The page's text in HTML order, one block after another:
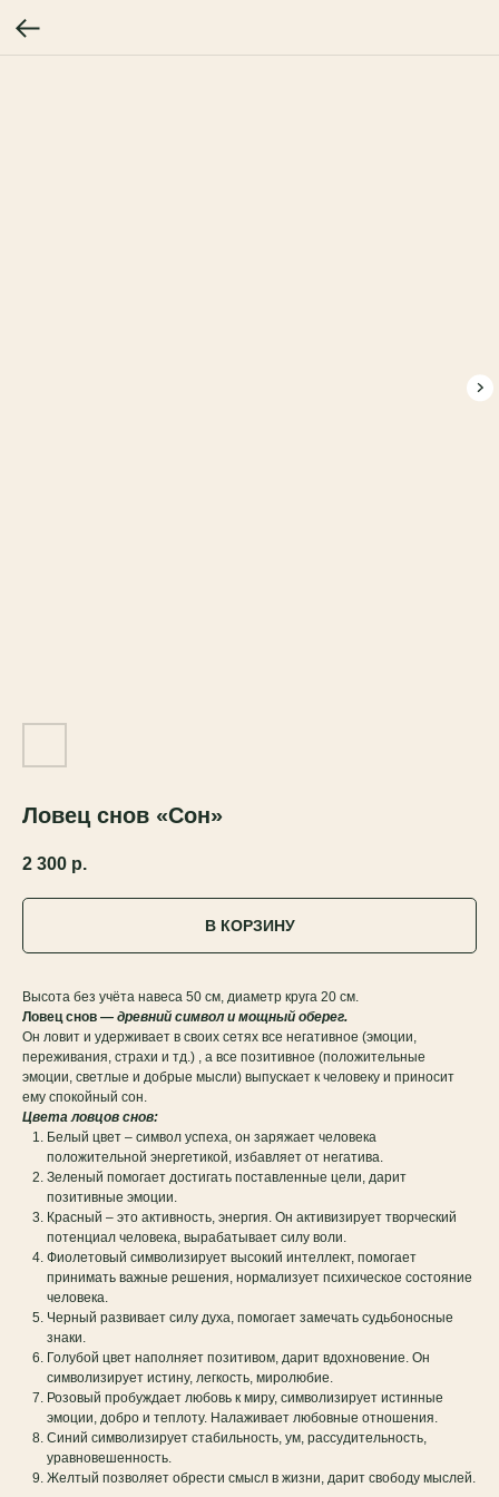
Ловец снов «Сон»
2 300 р.
В КОРЗИНУ
Высота без учёта навеса 50 см, диаметр круга 20 см.
Ловец снов — древний символ и мощный оберег.
Oн ловит и удерживает в своих сетях все негативное (эмоции,
переживания, страхи и тд.) , а все позитивное (положительные
эмоции, светлые и добрые мысли) выпускает к человеку и приносит
ему спокойный сон.
Цвета ловцов снов:
Белый цвет – символ успеха, он заряжает человека
положительной энергетикой, избавляет от негатива.
Зеленый помогает достигать поставленные цели, дарит
позитивные эмоции.
Красный – это активность, энергия. Он активизирует творческий
потенциал человека, вырабатывает силу воли.
Фиолетовый символизирует высокий интеллект, помогает
принимать важные решения, нормализует психическое состояние
человека.
Черный развивает силу духа, помогает замечать судьбоносные
знаки.
Голубой цвет наполняет позитивом, дарит вдохновение. Он
символизирует истину, легкость, миролюбие.
Розовый пробуждает любовь к миру, символизирует истинные
эмоции, добро и теплоту. Налаживает любовные отношения.
Синий символизирует стабильность, ум, рассудительность,
уравновешенность.
Желтый позволяет обрести смысл в жизни, дарит свободу мыслей.